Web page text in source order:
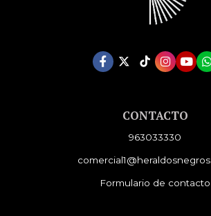
CONTACTO
963033330
Formulario de contacto